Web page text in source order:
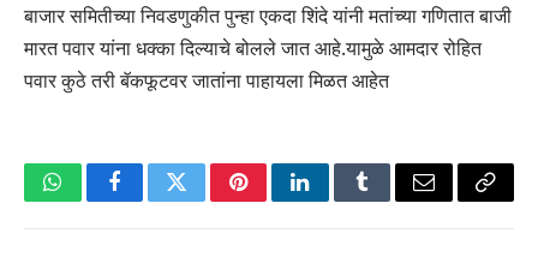
बाजार समितीच्या निवडणुकीत पुन्हा एकदा शिंदे यांनी मतांच्या गणितात बाजी
मारत पवार यांना धक्का दिल्याचे बोलले जात आहे.यामुळे आमदार रोहित
पवार कुठे तरी बॅकफूटवर जातांना पाहायला मिळत आहेत
WhatsAppFacebookTwitterPinterestLinkedInTumblrEmail Copy